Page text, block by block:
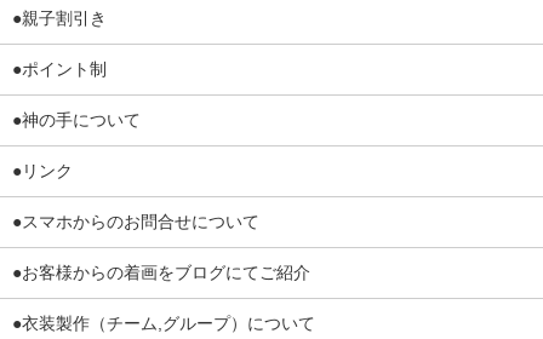
●親子割引き
●ポイント制
●神の手について
●リンク
●スマホからのお問合せについて
●お客様からの着画をブログにてご紹介
●衣装製作（チーム,グループ）について